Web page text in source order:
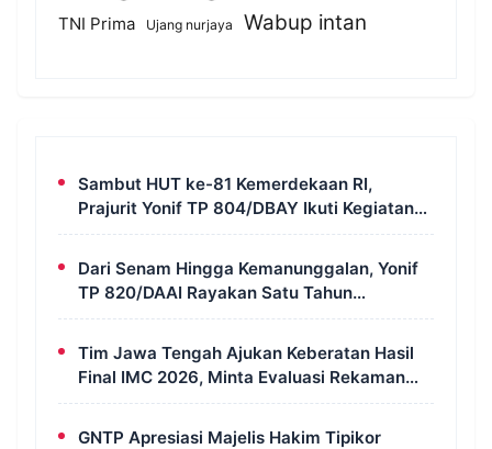
TNI Prima
Ujang nurjaya Wabup intan
Sambut HUT ke-81 Kemerdekaan RI,
Prajurit Yonif TP 804/DBAY Ikuti Kegiatan
Donor Darah
Dari Senam Hingga Kemanunggalan, Yonif
TP 820/DAAI Rayakan Satu Tahun
Pengabdian dengan Semangat
Tim Jawa Tengah Ajukan Keberatan Hasil
Final IMC 2026, Minta Evaluasi Rekaman
dan Scorecard Juri
GNTP Apresiasi Majelis Hakim Tipikor